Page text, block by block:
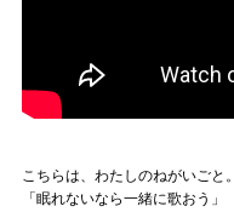
こちらは、わたしのねがいごと
「眠れないなら一緒に歌おう」